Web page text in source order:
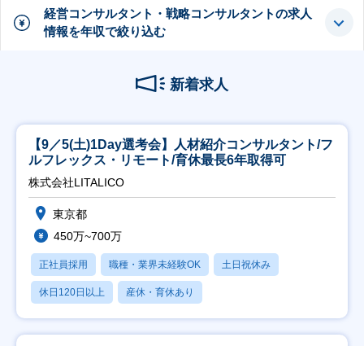
経営コンサルタント・戦略コンサルタントの求人
情報を年収で絞り込む
新着求人
【9／5(土)1Day選考会】人材紹介コンサルタント/フ
ルフレックス・リモート/育休最長6年取得可
株式会社LITALICO
東京都
450万~700万
正社員採用 職種・業界未経験OK 土日祝休み
休日120日以上 産休・育休あり